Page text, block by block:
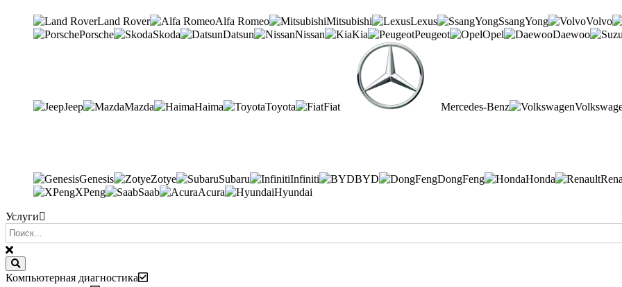
Land Rover Alfa Romeo Mitsubishi Lexus SsangYong Volvo
Porsche
Skoda Datsun Nissan Kia Peugeot Opel Daewoo
Jeep Mazda Haima Toyota Fiat Mercedes-Benz
Genesis Zotye Subaru Infiniti BYD DongFeng Honda
XPeng
Saab Acura Hyundai
Услуги
Компьютерная диагностика